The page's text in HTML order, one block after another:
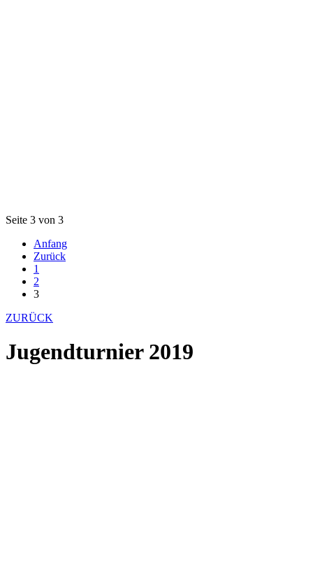
Seite 3 von 3
Anfang
Zurück
1
2
3
ZURÜCK
Jugendturnier 2019